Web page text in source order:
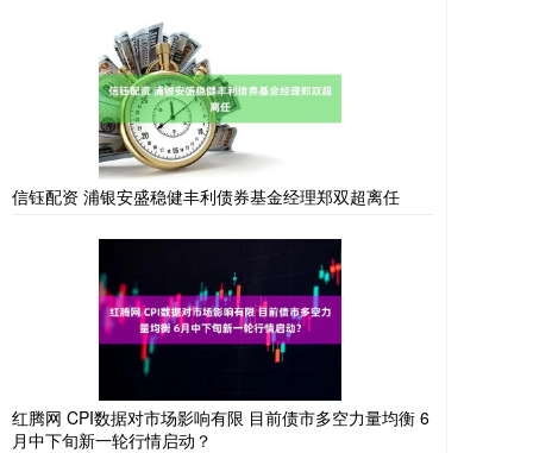
信钰配资 浦银安盛稳健丰利债券基金经理郑双超离任
红腾网 CPI数据对市场影响有限 目前债市多空力量均衡 6
月中下旬新一轮行情启动？